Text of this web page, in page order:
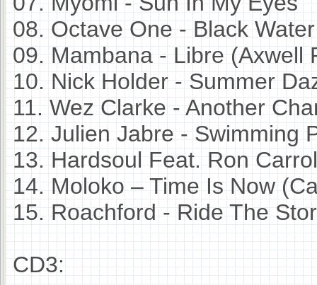
08. Octave One - Black Water
09. Mambana - Libre (Axwell
10. Nick Holder - Summer
11. Wez Clarke - Another
12. Julien Jabre - Swimming
13. Hardsoul Feat. Ron
14. Moloko – Time Is Now
15. Roachford - Ride The
CD3: